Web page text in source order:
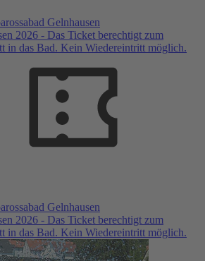
Gelnhausen
2026 - Das Ticket berechtigt zum
in das Bad. Kein Wiedereintritt möglich.
Gelnhausen
2026 - Das Ticket berechtigt zum
in das Bad. Kein Wiedereintritt möglich.